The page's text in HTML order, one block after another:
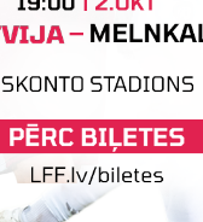
"Riga FC Women"
kvalifikācijas otrajā
"Gintra". Ar šo spēli
eirokausu...
08.